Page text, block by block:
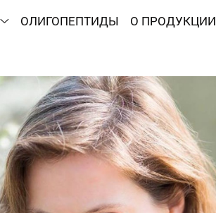
ОЛИГОПЕПТИДЫ О ПРОДУКЦИИ